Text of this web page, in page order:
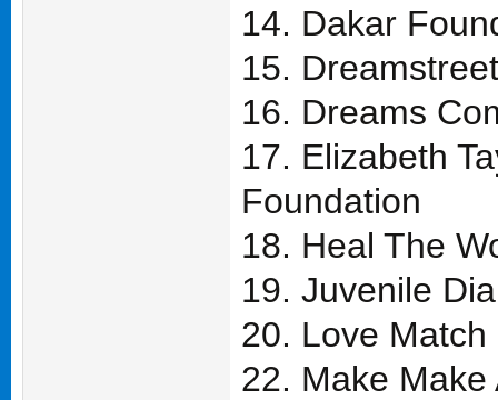
14. Dakar
15.
16. Dreams
17. Elizabeth
Foundation
18. Heal The
19. Juvenile
20. Love
22. Make